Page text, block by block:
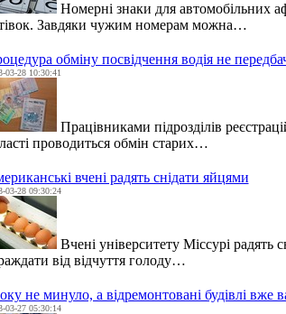
Номерні знаки для автомобільних
Завдяки чужим номерам можна…
обміну посвідчення водія не
03-28 10:30:41
Працівниками підрозділів
проводиться обмін старих…
вчені радять снідати яйцями
03-28 09:30:24
Вчені університету Міссурі радять
від відчуття голоду…
не минуло, а відремонтовані будівлі вже
03-27 05:30:14